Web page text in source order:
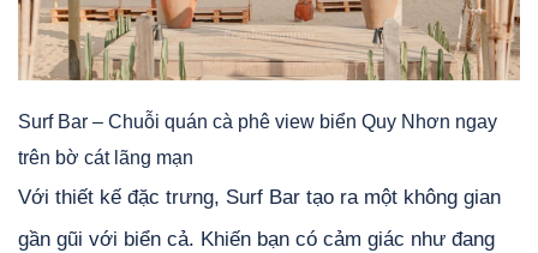
Surf Bar – Chuỗi quán cà phê view biển Quy Nhơn ngay
trên bờ cát lãng mạn
Với thiết kế đặc trưng, Surf Bar tạo ra một không gian
gần gũi với biển cả. Khiến bạn có cảm giác như đang